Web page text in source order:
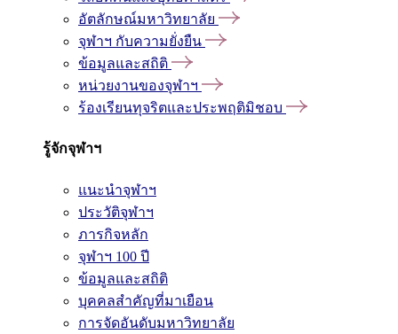
อัตลักษณ์มหาวิทยาลัย
จุฬาฯ กับความยั่งยืน
ข้อมูลและสถิติ
หน่วยงานของจุฬาฯ
ร้องเรียนทุจริตและประพฤติมิชอบ
รู้จักจุฬาฯ
แนะนำจุฬาฯ
ประวัติจุฬาฯ
ภารกิจหลัก
จุฬาฯ 100 ปี
ข้อมูลและสถิติ
บุคคลสำคัญที่มาเยือน
การจัดอันดับมหาวิทยาลัย